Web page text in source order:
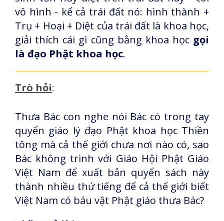
vô hình - kể cả trái đất nó: hình thành +
Trụ + Hoại + Diệt của trái đất là khoa học,
giải thích cái gì cũng bằng khoa học gọi
là đạo Phật khoa học.
Trò hỏi:
Thưa Bác con nghe nói Bác có trong tay
quyển giáo lý đạo Phật khoa học Thiền
tông mà cả thế giới chưa nơi nào có, sao
Bác không trình với Giáo Hội Phật Giáo
Việt Nam để xuất bản quyển sách này
thành nhiều thứ tiếng để cả thế giới biết
Việt Nam có báu vật Phật giáo thưa Bác?